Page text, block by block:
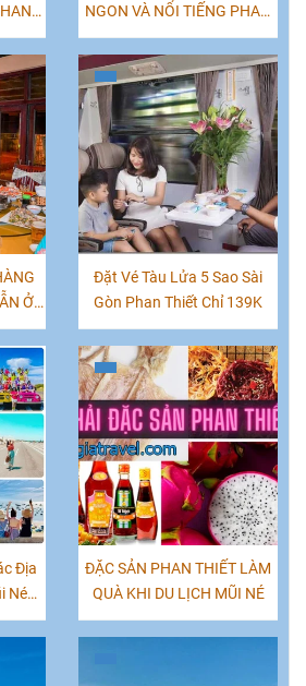
NGON VÀ NỔI TIẾNG PHAN
THIẾT MŨI NÉ
Ở
Đặt Vé Tàu Lửa 5 Sao Sài
Gòn Phan Thiết Chỉ 139K
Địa
Né
ĐẶC SẢN PHAN THIẾT LÀM
QUÀ KHI DU LỊCH MŨI NÉ